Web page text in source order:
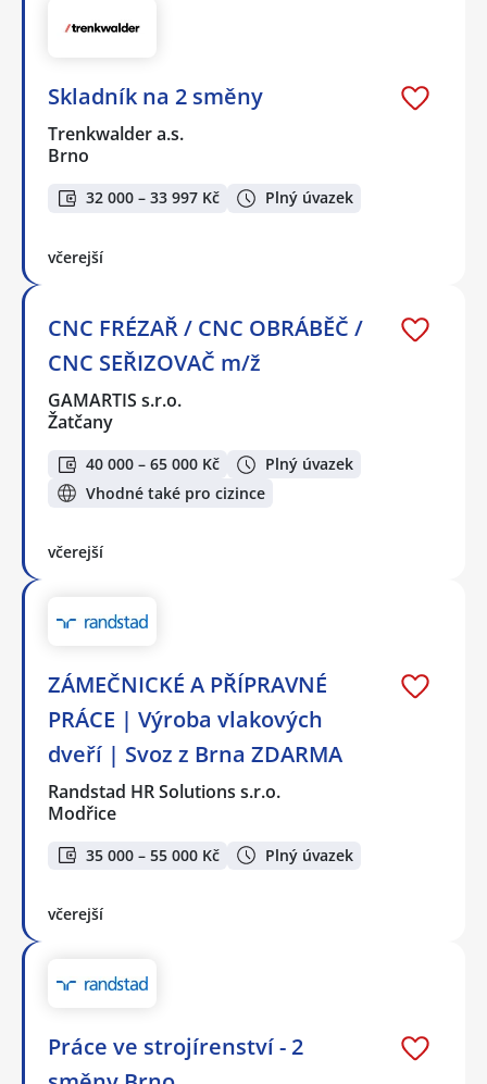
Skladník na 2 směny
Trenkwalder a.s.
Brno
32 000 – 33 997 Kč Plný úvazek
včerejší
CNC FRÉZAŘ / CNC OBRÁBĚČ /
CNC SEŘIZOVAČ m/ž
GAMARTIS s.r.o.
Žatčany
40 000 – 65 000 Kč
Plný úvazek
Vhodné také pro cizince
včerejší
ZÁMEČNICKÉ A PŘÍPRAVNÉ
PRÁCE | Výroba vlakových
dveří | Svoz z Brna ZDARMA
Randstad HR Solutions s.r.o.
Modřice
35 000 – 55 000 Kč Plný úvazek
včerejší
Práce ve strojírenství - 2